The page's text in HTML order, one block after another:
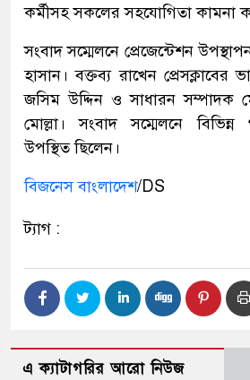
কর্মীসহ সকলের সহযোগিতা কামনা
সংবাদ সম্মেলনে প্রেজেন্টেশন
হাসান। বক্তব্য রাখেন প্রেসক্লাবের
জসিম উদ্দিন ও সাধারন সম্পাদক
মোল্লা। সংবাদ সম্মেলনে বিভিন্ন
উপস্থিত ছিলেন।
বিজনেস বাংলাদেশ/DS
ট্যাগ :
এ ক্যাটাগরির আরো নিউজ